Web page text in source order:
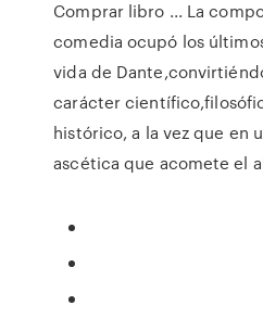
Comprar libro ... La
comedia ocupó los
vida de
carácter
histórico, a la vez que en
ascética que acomete el